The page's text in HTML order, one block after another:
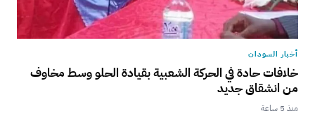
أخبار السودان
خلافات حادة في الحركة الشعبية بقيادة الحلو وسط مخاوف
من انشقاق جديد
منذ 5 ساعة